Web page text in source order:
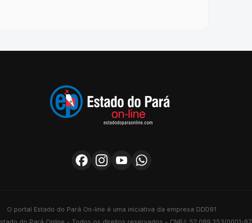
O portal Estado do Pará On-line é uma iniciativa da empresa DDD91